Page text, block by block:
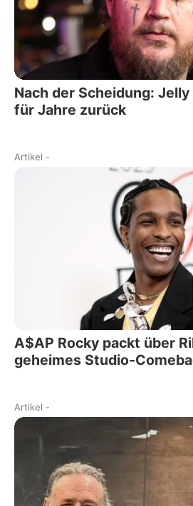
Nach der Scheidung:
für Jahre zurück
Artikel -
A$AP Rocky packt über
geheimes Studio-
Artikel -